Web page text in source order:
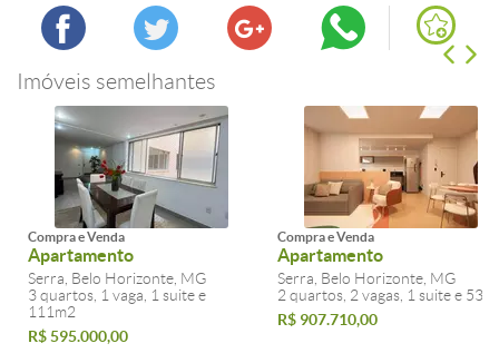
Imóveis semelhantes
Compra e Venda
Apartamento
Serra, Belo Horizonte, MG
3 quartos, 1 vaga, 1 suite e
111m2
R$ 595.000,00
Compra e Venda
Apartamento
Serra, Belo Horizonte, MG
2 quartos, 2 vagas, 1 suite e
R$ 907.710,00